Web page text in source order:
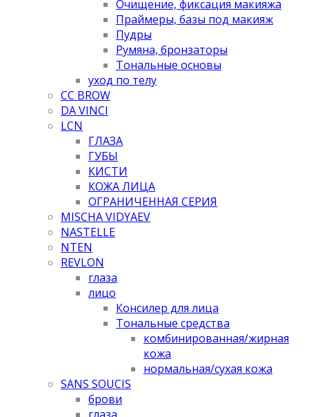
Очищение, фиксация макияжа
Праймеры, базы под макияж
Пудры
Румяна, бронзаторы
Тональные основы
уход по телу
CC BROW
DA VINCI
LCN
ГЛАЗА
ГУБЫ
КИСТИ
КОЖА ЛИЦА
ОГРАНИЧЕННАЯ СЕРИЯ
MISCHA VIDYAEV
NASTELLE
NTEN
REVLON
глаза
лицо
Консилер для лица
Тональные средства
комбинированная/жирная
кожа
нормальная/cухая кожа
SANS SOUCIS
брови